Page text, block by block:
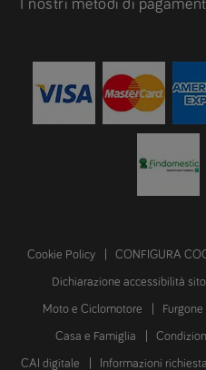
I nostri metodi di
Cookie Policy CONFIGURA
Dichiarazione accessibilità
Moto e Ciclomotore Furgone
Casa e Famiglia
CAI digitale Informazioni